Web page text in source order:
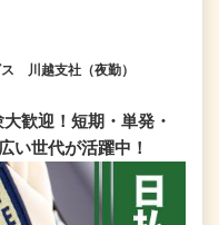
川越支社（夜勤）
歓迎！短期・単発・
い世代が活躍中！